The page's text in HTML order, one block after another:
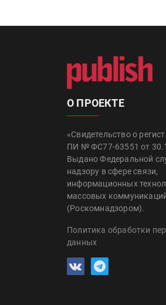
О ПРОЕКТЕ
«Свидетельство о
ПИ № ФС77-63551 от
Выдано Федеральной
надзору в сфере связи,
информационных
массовых
(Роскомнадзором).
Политика обработки
данных